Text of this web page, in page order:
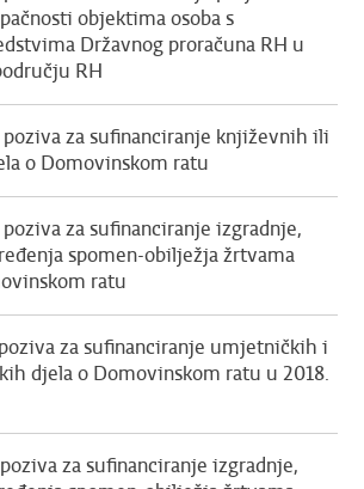
objektima osoba s
Državnog proračuna RH u
RH
poziva za sufinanciranje književnih ili
o Domovinskom ratu
za sufinanciranje izgradnje,
spomen-obilježja žrtvama
ratu
za sufinanciranje umjetničkih i
djela o Domovinskom ratu u 2018.
za sufinanciranje izgradnje,